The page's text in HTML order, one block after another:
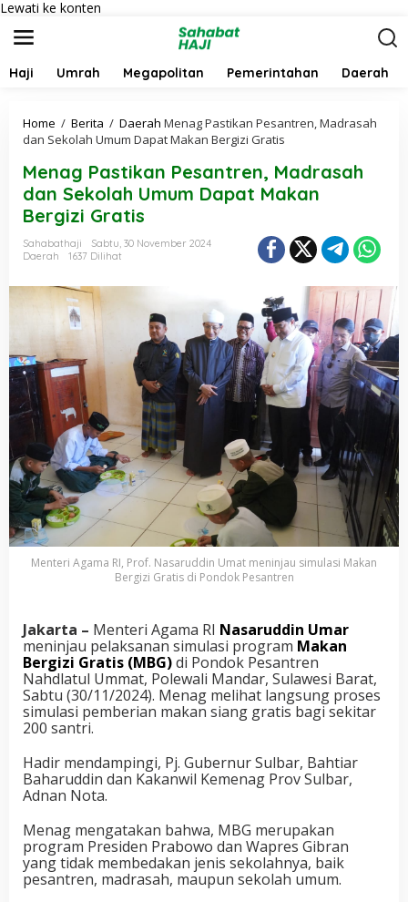
Lewati ke konten
Haji Umrah Megapolitan Pemerintahan Daerah
Home / Berita / Daerah Menag Pastikan Pesantren, Madrasah
dan Sekolah Umum Dapat Makan Bergizi Gratis
Menag Pastikan Pesantren, Madrasah
dan Sekolah Umum Dapat Makan
Bergizi Gratis
Sahabathaji
Sabtu, 30 November 2024
Daerah
1637 Dilihat
Menteri Agama RI, Prof. Nasaruddin Umat meninjau simulasi Makan
Bergizi Gratis di Pondok Pesantren
Jakarta – Menteri Agama RI Nasaruddin Umar
meninjau pelaksanan simulasi program Makan
Bergizi Gratis (MBG)di Pondok Pesantren
Nahdlatul Ummat, Polewali Mandar, Sulawesi Barat,
Sabtu (30/11/2024). Menag melihat langsung proses
simulasi pemberian makan siang gratis bagi sekitar
200 santri.
Hadir mendampingi, Pj. Gubernur Sulbar, Bahtiar
Baharuddin dan Kakanwil Kemenag Prov Sulbar,
Adnan Nota.
Menag mengatakan bahwa, MBG merupakan
program Presiden Prabowo dan Wapres Gibran
yang tidak membedakan jenis sekolahnya, baik
pesantren, madrasah, maupun sekolah umum.